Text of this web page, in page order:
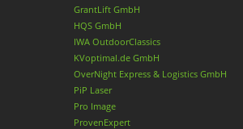
GrantLift GmbH
HQS GmbH
IWA OutdoorClassics
KVoptimal.de GmbH
OverNight Express & Logistics GmbH
PiP Laser
Pro Image
ProvenExpert